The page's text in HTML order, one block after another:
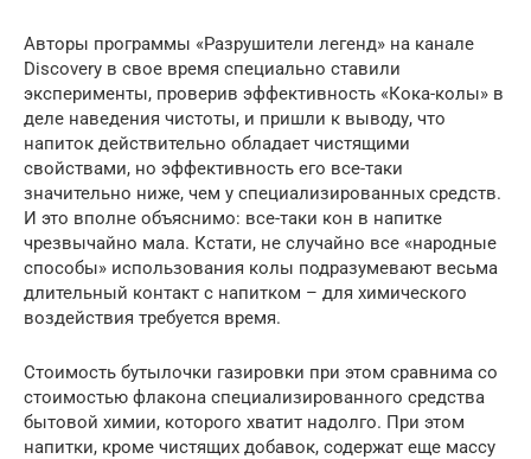
Авторы программы «Разрушители легенд» на канале
Discovery в свое время специально ставили
эксперименты, проверив эффективность «Кока-колы» в
деле наведения чистоты, и пришли к выводу, что
напиток действительно обладает чистящими
свойствами, но эффективность его все-таки
значительно ниже, чем у специализированных средств.
И это вполне объяснимо: все-таки кон в напитке
чрезвычайно мала. Кстати, не случайно все «народные
способы» использования колы подразумевают весьма
длительный контакт с напитком – для химического
воздействия требуется время.
Стоимость бутылочки газировки при этом сравнима со
стоимостью флакона специализированного средства
бытовой химии, которого хватит надолго. При этом
напитки, кроме чистящих добавок, содержат еще массу